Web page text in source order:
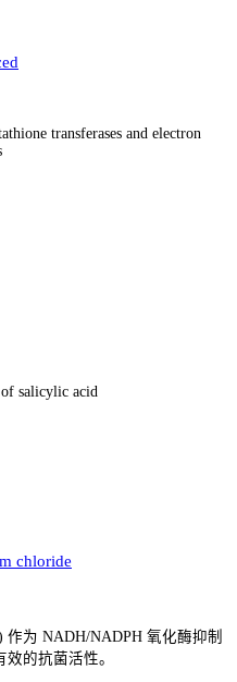
transferases and electron
salicylic acid
chloride
为 NADH/NADPH 氧化酶抑制
效的抗菌活性。